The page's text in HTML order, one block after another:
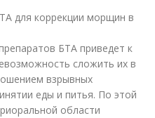
для коррекции морщин в
БТА приведет к
сложить их в
взрывных
еды и питья. По этой
области